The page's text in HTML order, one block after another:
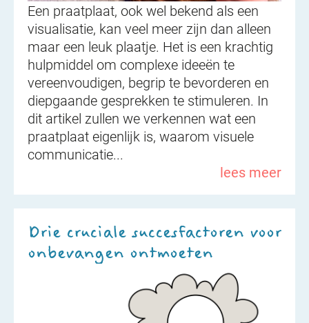
Een praatplaat, ook wel bekend als een
visualisatie, kan veel meer zijn dan alleen
maar een leuk plaatje. Het is een krachtig
hulpmiddel om complexe ideeën te
vereenvoudigen, begrip te bevorderen en
diepgaande gesprekken te stimuleren. In
dit artikel zullen we verkennen wat een
praatplaat eigenlijk is, waarom visuele
communicatie...
lees meer
Drie cruciale succesfactoren voor
onbevangen ontmoeten